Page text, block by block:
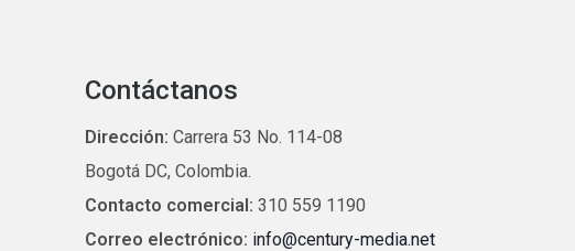
Contáctanos
Dirección: Carrera 53 No. 114-08
Bogotá DC, Colombia.
Contacto comercial: 310 559 1190
Correo electrónico: info@century-media.net